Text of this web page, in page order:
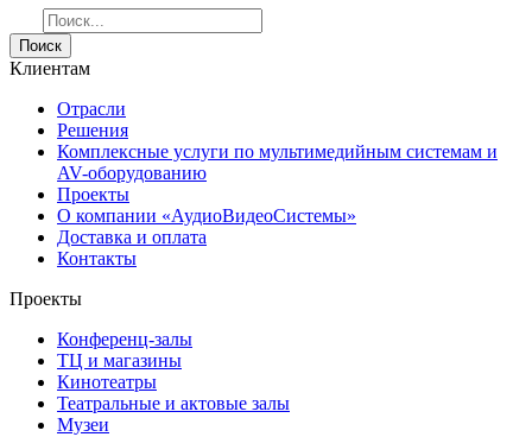
Поиск
Клиентам
Отрасли
Решения
Комплексные услуги по мультимедийным системам и
AV-оборудованию
Проекты
О компании «АудиоВидеоСистемы»
Доставка и оплата
Контакты
Проекты
Конференц-залы
ТЦ и магазины
Кинотеатры
Театральные и актовые залы
Музеи